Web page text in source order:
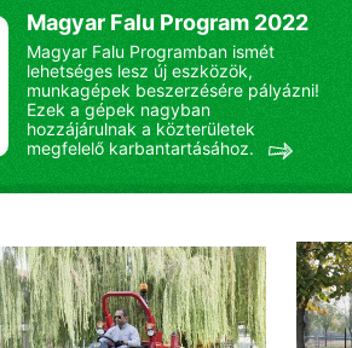
Magyar Falu Program 2022
Magyar Falu Programban ismét
lehetséges lesz új eszközök,
munkagépek beszerzésére pályázni!
Ezek a gépek nagyban
hozzájárulnak a közterületek
megfelelő karbantartásához.